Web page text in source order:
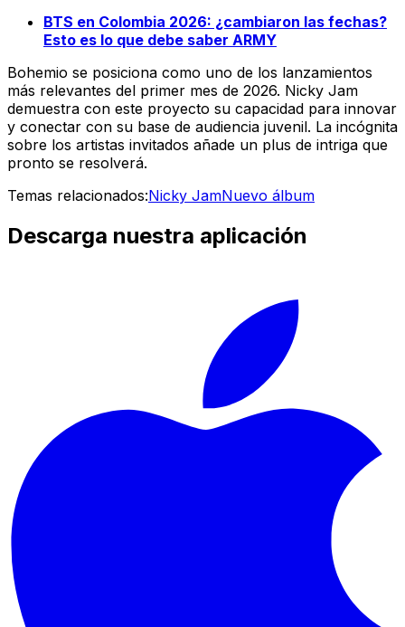
BTS en Colombia 2026: ¿cambiaron las fechas?
Esto es lo que debe saber ARMY
Bohemio se posiciona como uno de los lanzamientos
más relevantes del primer mes de 2026. Nicky Jam
demuestra con este proyecto su capacidad para innovar
y conectar con su base de audiencia juvenil. La incógnita
sobre los artistas invitados añade un plus de intriga que
pronto se resolverá.
Temas relacionados:Nicky JamNuevo álbum
Descarga nuestra aplicación